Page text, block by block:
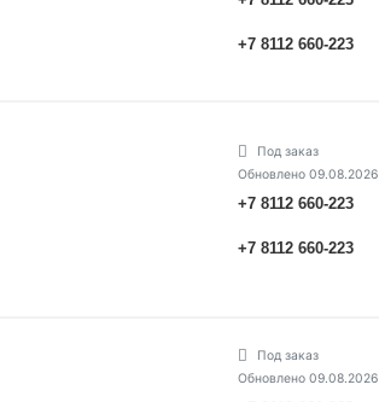
+7 8112 660-223
Под заказ
Обновлено 09.08.2026
+7 8112 660-223
+7 8112 660-223
Под заказ
Обновлено 09.08.2026